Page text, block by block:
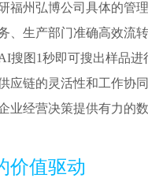
福州弘博公司具体的管
、生产部门准确高效流
搜图1秒即可搜出样品
应链的灵活性和工作协
业经营决策提供有力的数
价值驱动